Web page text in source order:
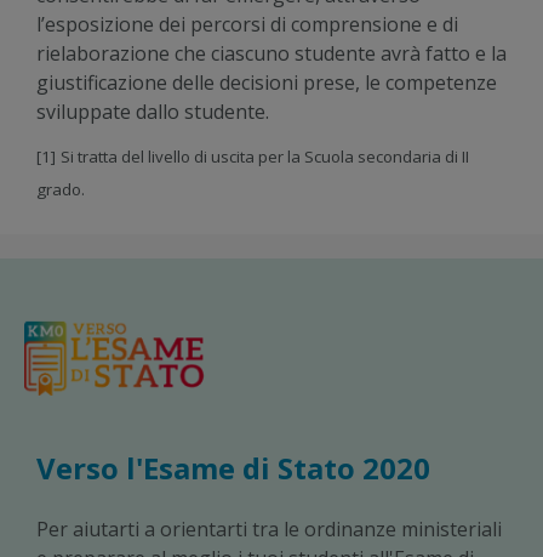
l’esposizione dei percorsi di comprensione e di
rielaborazione che ciascuno studente avrà fatto e la
giustificazione delle decisioni prese, le competenze
sviluppate dallo studente.
[1] Si tratta del livello di uscita per la Scuola secondaria di II
grado.
Verso l'Esame di Stato 2020
Per aiutarti a orientarti tra le ordinanze ministeriali